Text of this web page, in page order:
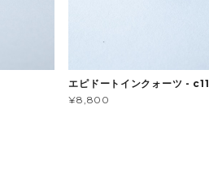
エピドートインクォーツ - c11
¥8,800